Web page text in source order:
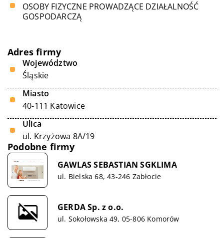
OSOBY FIZYCZNE PROWADZĄCE DZIAŁALNOŚĆ
GOSPODARCZĄ
Adres firmy
Województwo
Śląskie
Miasto
40-111 Katowice
Ulica
ul. Krzyżowa 8A/19
Podobne firmy
GAWLAS SEBASTIAN SGKLIMA
ul. Bielska 68, 43-246 Zabłocie
GERDA Sp. z o.o.
ul. Sokołowska 49, 05-806 Komorów